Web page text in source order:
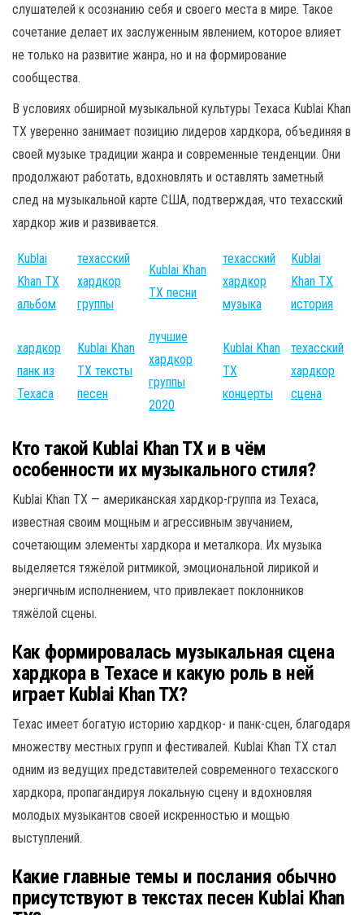
слушателей к осознанию себя и своего места в мире. Такое
сочетание делает их заслуженным явлением, которое влияет
не только на развитие жанра, но и на формирование
сообщества.
В условиях обширной музыкальной культуры Техаса Kublai Khan
TX уверенно занимает позицию лидеров хардкора, объединяя в
своей музыке традиции жанра и современные тенденции. Они
продолжают работать, вдохновлять и оставлять заметный
след на музыкальной карте США, подтверждая, что техасский
хардкор жив и развивается.
Kublai
Khan TX
альбом
техасский
хардкор
группы
Kublai Khan
TX песни
техасский
хардкор
музыка
Kublai
Khan TX
история
хардкор
панк из
Техаса
Kublai Khan
TX тексты
песен
лучшие
хардкор
группы
2020
Kublai Khan
TX
концерты
техасский
хардкор
сценa
Кто такой Kublai Khan TX и в чём
особенности их музыкального стиля?
Kublai Khan TX — американская хардкор-группа из Техаса,
известная своим мощным и агрессивным звучанием,
сочетающим элементы хардкора и металкора. Их музыка
выделяется тяжёлой ритмикой, эмоциональной лирикой и
энергичным исполнением, что привлекает поклонников
тяжёлой сцены.
Как формировалась музыкальная сцена
хардкора в Техасе и какую роль в ней
играет Kublai Khan TX?
Техас имеет богатую историю хардкор- и панк-сцен, благодаря
множеству местных групп и фестивалей. Kublai Khan TX стал
одним из ведущих представителей современного техасского
хардкора, пропагандируя локальную сцену и вдохновляя
молодых музыкантов своей искренностью и мощью
выступлений.
Какие главные темы и послания обычно
присутствуют в текстах песен Kublai Khan